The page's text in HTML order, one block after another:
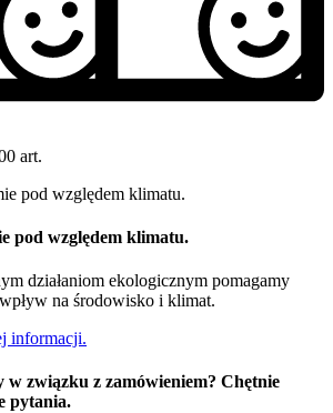
art.
pod względem klimatu.
działaniom ekologicznym pomagamy
na środowisko i klimat.
informacji.
w związku z zamówieniem? Chętnie
pytania.